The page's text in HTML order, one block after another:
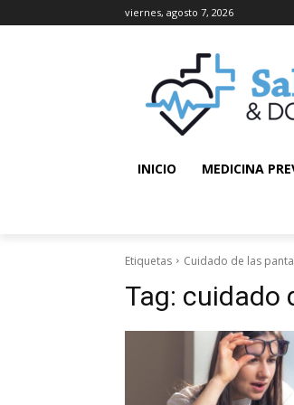
viernes, agosto 7, 2026
INICIO MEDICINA
Etiquetas Cuidado de las
Tag: cuidado